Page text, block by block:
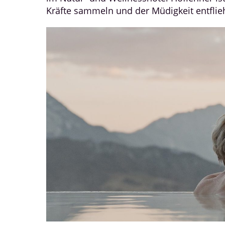
Kräfte sammeln und der Müdigkeit